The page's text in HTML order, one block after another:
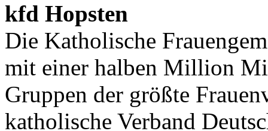
kfd Hopsten
Die Katholische
mit einer halben Million
Gruppen der größte
katholische Verband